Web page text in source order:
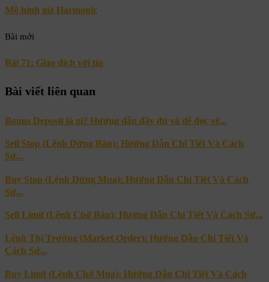
Mô hình giá Harmonic
Bài mới
Bài 71: Giao dịch với tin
Bài viết liên quan
Bonus Deposit là gì? Hướng dẫn đầy đủ và dễ đọc về...
Sell Stop (Lệnh Dừng Bán): Hướng Dẫn Chi Tiết Và Cách
Sử...
Buy Stop (Lệnh Dừng Mua): Hướng Dẫn Chi Tiết Và Cách
Sử...
Sell Limit (Lệnh Chờ Bán): Hướng Dẫn Chi Tiết Và Cách Sử...
Lệnh Thị Trường (Market Order): Hướng Dẫn Chi Tiết Và
Cách Sử...
Buy Limit (Lệnh Chờ Mua): Hướng Dẫn Chi Tiết Và Cách